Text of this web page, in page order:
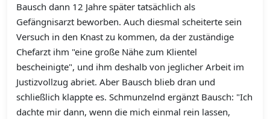
Bausch dann 12 Jahre später tatsächlich als
Gefängnisarzt beworben. Auch diesmal scheiterte sein
Versuch in den Knast zu kommen, da der zuständige
Chefarzt ihm "eine große Nähe zum Klientel
bescheinigte", und ihm deshalb von jeglicher Arbeit im
Justizvollzug abriet. Aber Bausch blieb dran und
schließlich klappte es. Schmunzelnd ergänzt Bausch: "Ich
dachte mir dann, wenn die mich einmal rein lassen,